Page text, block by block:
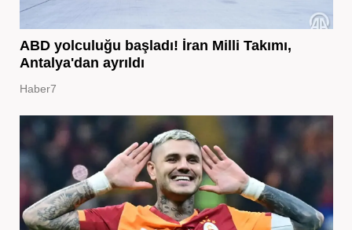
ABD yolculuğu başladı! İran Milli Takımı,
Antalya'dan ayrıldı
Haber7